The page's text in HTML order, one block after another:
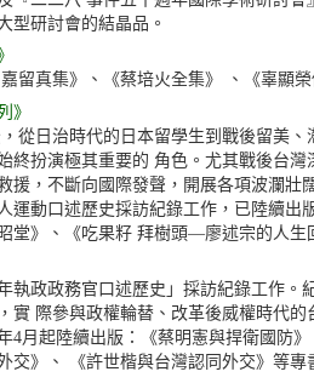
型研討會的結晶品。
留真集》、《蔡培火全集》 、《辜顯榮
》
從日治時代的日本留學生到戰後留美
終扮演極其重要的 角色。尤其戰後台
援，不斷向國際發聲，開展各項波瀾壯
運動口述歷史採訪紀錄工作，已陸續出
堂》、《吃果籽 拜樹頭—廖述宗的人生
執政政務官口述歷史」採訪紀錄工作。
實 際參與政權輪替、改革後威權時代
4月起陸續出版：《蔡明憲與捍衛國防
交》、 《許世楷與台灣認同外交》等專